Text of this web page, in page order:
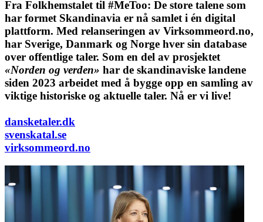
Fra Folkhemstalet til #MeToo: De store talene som
har formet Skandinavia er nå samlet i én digital
plattform. Med relanseringen av Virksommeord.no,
har Sverige, Danmark og Norge hver sin database
over offentlige taler. Som en del av prosjektet
«Norden og verden» har de skandinaviske landene
siden 2023 arbeidet med å bygge opp en samling av
viktige historiske og aktuelle taler. Nå er vi live!
dansketaler.dk
svenskatal.se
virksommeord.no